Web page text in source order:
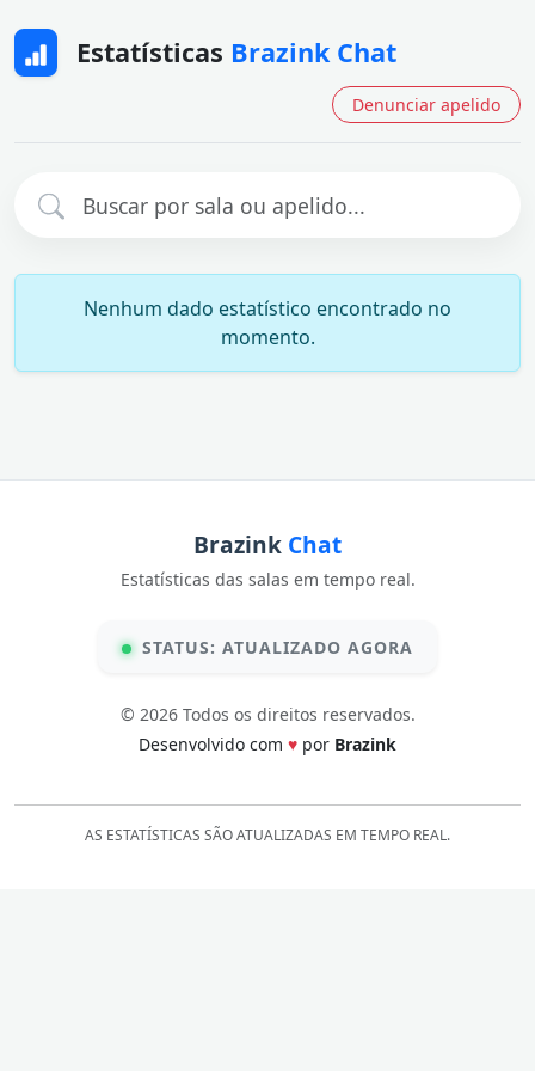
Estatísticas Brazink Chat
Denunciar apelido
Nenhum dado estatístico encontrado no
momento.
Brazink Chat
Estatísticas das salas em tempo real.
STATUS: ATUALIZADO AGORA
© 2026 Todos os direitos reservados.
Desenvolvido com ♥ por Brazink
AS ESTATÍSTICAS SÃO ATUALIZADAS EM TEMPO REAL.